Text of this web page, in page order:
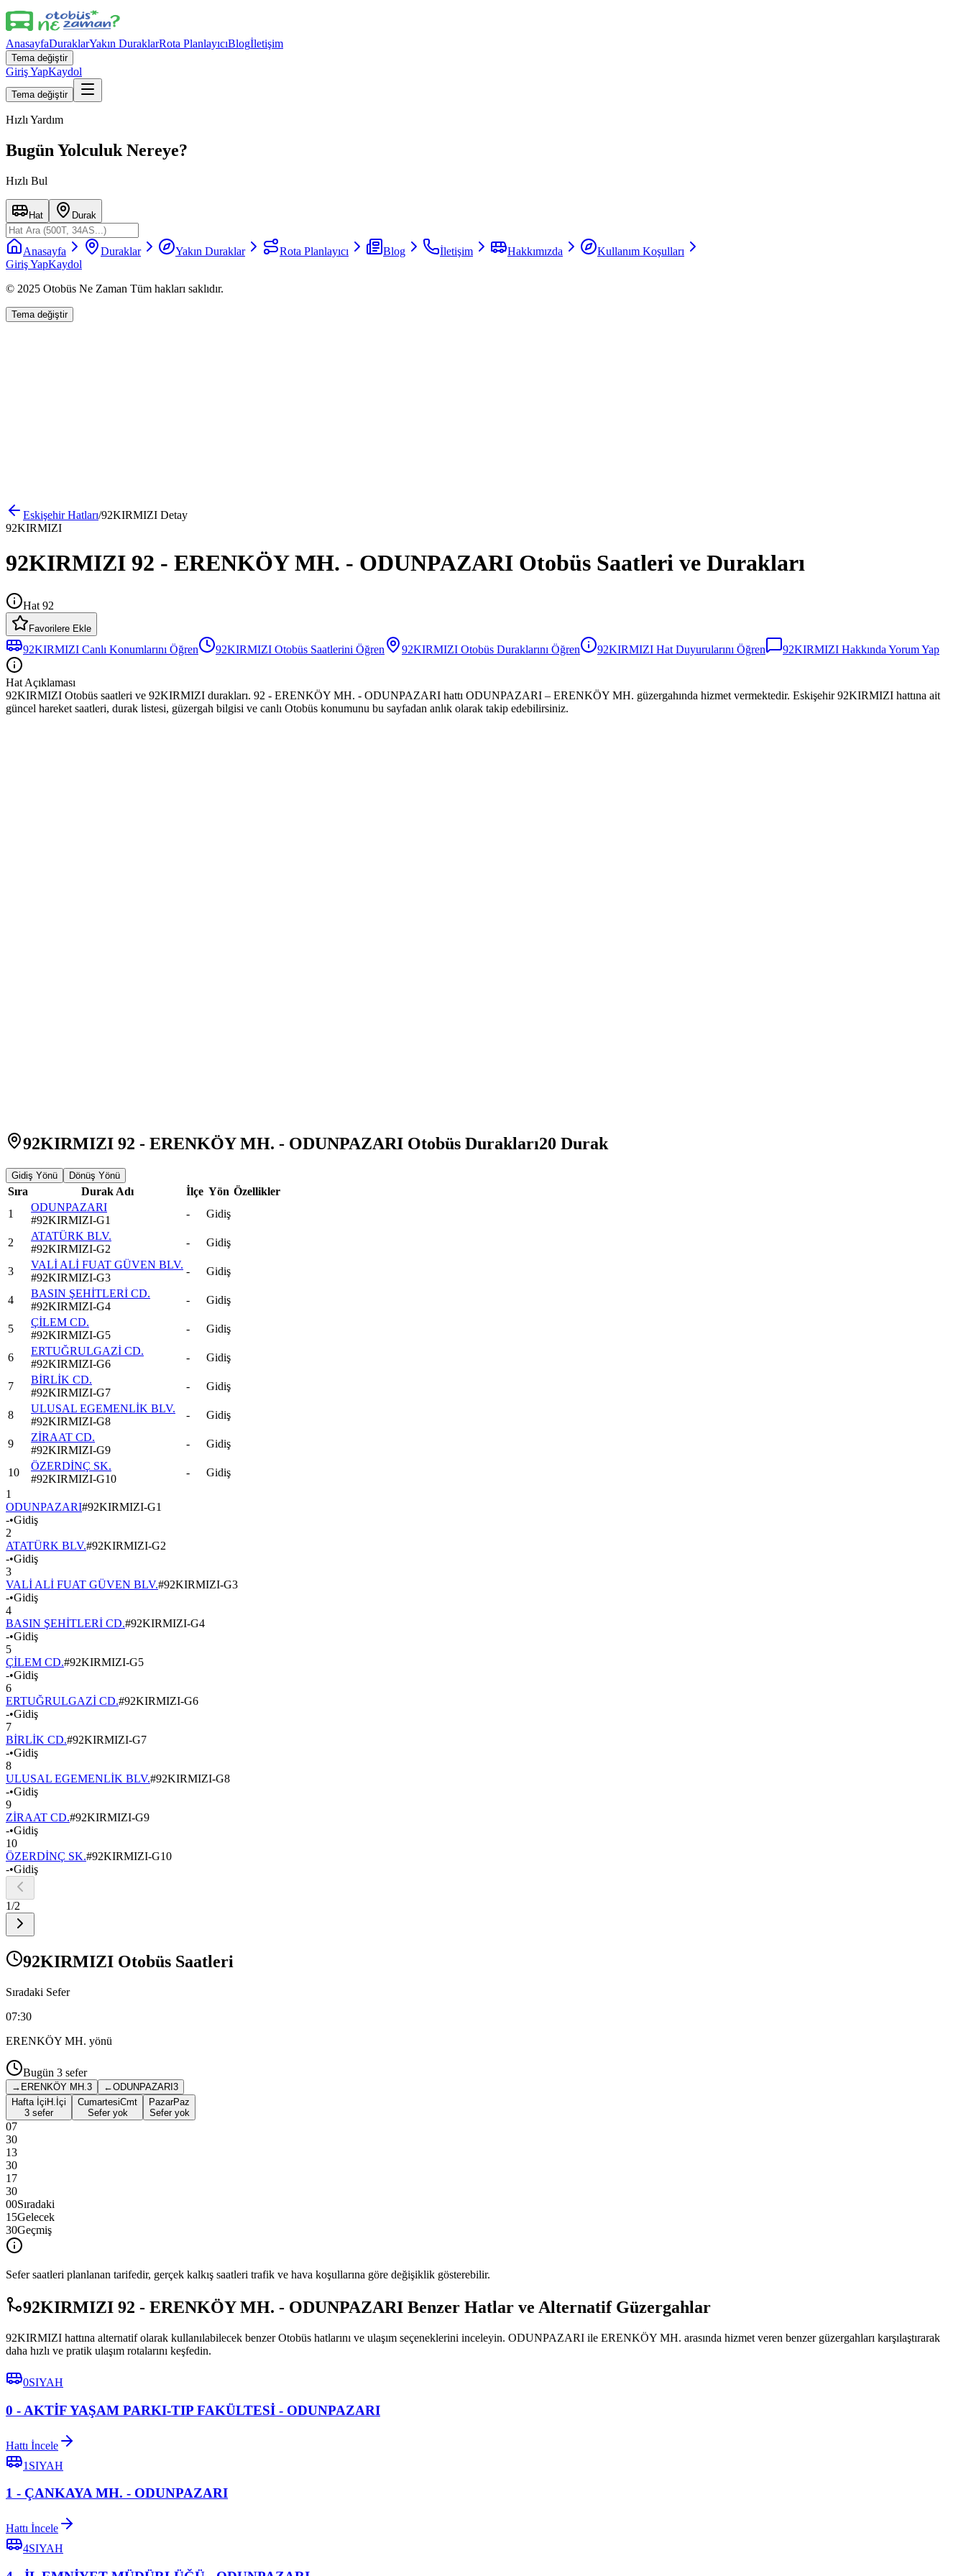
AnasayfaDuraklarYakın DuraklarRota PlanlayıcıBlogİletişim
Tema değiştir
Giriş YapKaydol
Tema değiştir
Hızlı Yardım
Bugün Yolculuk Nereye?
Hızlı Bul
Hat Durak
Anasayfa Duraklar Yakın Duraklar Rota Planlayıcı Blog İletişim Hakkımızda
Kullanım Koşulları
Giriş YapKaydol
© 2025 Otobüs Ne Zaman Tüm hakları saklıdır.
Tema değiştir
EskişehirHatları/92KIRMIZI Detay
92KIRMIZI
92KIRMIZI 92 - ERENKÖY MH. - ODUNPAZARI Otobüs Saatleri ve Durakları
Hat 92
Favorilere Ekle
92KIRMIZI Canlı Konumlarını Öğren 92KIRMIZI Otobüs Saatlerini Öğren 92KIRMIZI Otobüs Duraklarını Öğren 92KIRMIZI Hat Duyurularını Öğren 92KIRMIZI Hakkında Yorum Yap
Hat Açıklaması
92KIRMIZI Otobüs saatleri ve 92KIRMIZI durakları. 92 - ERENKÖY MH. - ODUNPAZARI hattı ODUNPAZARI – ERENKÖY MH. güzergahında hizmet vermektedir. Eskişehir 92KIRMIZI hattına ait
güncel hareket saatleri, durak listesi, güzergah bilgisi ve canlı Otobüs konumunu bu sayfadan anlık olarak takip edebilirsiniz.
92KIRMIZI 92 - ERENKÖY MH. - ODUNPAZARI Otobüs Durakları20 Durak
Gidiş Yönü Dönüş Yönü
Sıra Durak Adı İlçe Yön Özellikler
1
ODUNPAZARI
#92KIRMIZI-G1
- Gidiş
2
ATATÜRK BLV.
#92KIRMIZI-G2
- Gidiş
3
VALİ ALİ FUAT GÜVEN BLV.
#92KIRMIZI-G3
- Gidiş
4
BASIN ŞEHİTLERİ CD.
#92KIRMIZI-G4
- Gidiş
5
ÇİLEM CD.
#92KIRMIZI-G5
- Gidiş
6
ERTUĞRULGAZİ CD.
#92KIRMIZI-G6
- Gidiş
7
BİRLİK CD.
#92KIRMIZI-G7
- Gidiş
8
ULUSAL EGEMENLİK BLV.
#92KIRMIZI-G8
- Gidiş
9
ZİRAAT CD.
#92KIRMIZI-G9
- Gidiş
10
ÖZERDİNÇ SK.
#92KIRMIZI-G10
-
Gidiş
1
ODUNPAZARI#92KIRMIZI-G1
-•Gidiş
2
ATATÜRK BLV.#92KIRMIZI-G2
-•Gidiş
3
VALİ ALİ FUAT GÜVEN BLV.#92KIRMIZI-G3
-•Gidiş
4
BASIN ŞEHİTLERİ CD.#92KIRMIZI-G4
-•Gidiş
5
ÇİLEM CD.#92KIRMIZI-G5
-•Gidiş
6
ERTUĞRULGAZİ CD.#92KIRMIZI-G6
-•Gidiş
7
BİRLİK CD.#92KIRMIZI-G7
-•Gidiş
8
ULUSAL EGEMENLİK BLV.#92KIRMIZI-G8
-•Gidiş
9
ZİRAAT CD.#92KIRMIZI-G9
-•Gidiş
10
ÖZERDİNÇ SK.#92KIRMIZI-G10
-•Gidiş
1/2
92KIRMIZI Otobüs Saatleri
Sıradaki Sefer
07:30
ERENKÖY MH. yönü
Bugün 3 sefer
→ ERENKÖY MH.3 ←ODUNPAZARI 3
Hafta İçi H.İçi
3 sefer
CumartesiCmt
Sefer yok
PazarPaz
Sefer yok
07
30
13
30
17
30
00Sıradaki
15Gelecek
30Geçmiş
Sefer saatleri planlanan tarifedir, gerçek kalkış saatleri trafik ve hava koşullarına göre değişiklik gösterebilir.
92KIRMIZI 92 - ERENKÖY MH. - ODUNPAZARI Benzer Hatlar ve Alternatif Güzergahlar
92KIRMIZI hattına alternatif olarak kullanılabilecek benzer Otobüs hatlarını ve ulaşım seçeneklerini inceleyin. ODUNPAZARI ile ERENKÖY MH. arasında hizmet veren benzer güzergahları karşılaştırarak
daha hızlı ve pratik ulaşım rotalarını keşfedin.
0SIYAH
0 - AKTİF YAŞAM PARKI-TIP FAKÜLTESİ - ODUNPAZARI
Hattı İncele
1SIYAH
1 - ÇANKAYA MH. - ODUNPAZARI
Hattı İncele
4SIYAH